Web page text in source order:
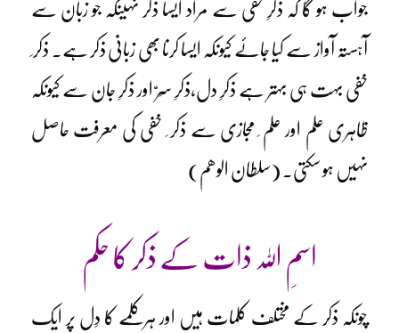
جواب ہو گا کہ ذکرِ خفی سے مراد ایسا ذکر نہیںکہ جو زبان سے
آہستہ آواز سے کیا جائے کیونکہ ایسا کرنا بھی زبانی ذکر ہے۔ ذکر ِ
خفی بہت ہی بہتر ہے ذکرِ دل،ذکرِ سِرّ اور ذکرِ جان سے کیونکہ
ظاہری علم اور علم ِ مجازی سے ذکر ِ خفی کی معرفت حاصل
نہیں ہو سکتی۔ (سلطان الوھم)
اسمِ اللہ ذات کے ذکر کا حکم
چونکہ ذکر کے مختلف کلمات ہیں اور ہر کلمے کا دِل پر ایک